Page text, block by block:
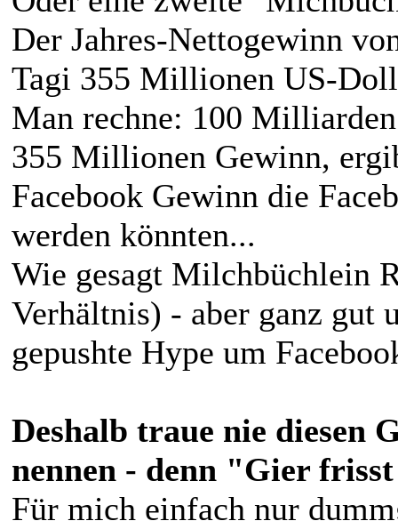
Der Jahres-Nettogewinn
Tagi 355 Millionen US-
Man rechne: 100
355 Millionen Gewinn,
Facebook Gewinn die
werden könnten...
Wie gesagt Milchbüchlein
Verhältnis) - aber ganz gut
gepushte Hype um
Deshalb traue nie diesen
nennen - denn "Gier
Für mich einfach nur